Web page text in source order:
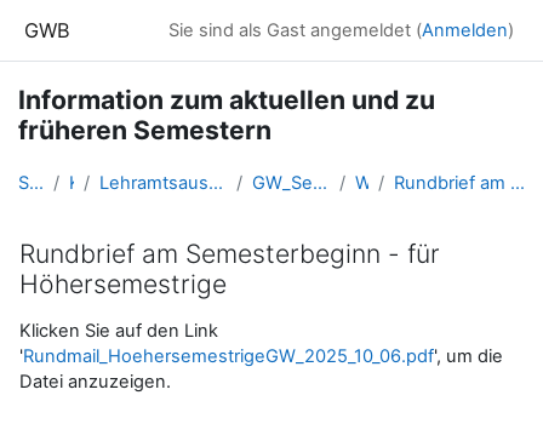
GWB Sie sind als Gast angemeldet (Anmelden)
Information zum aktuellen und zu
früheren Semestern
Startseite Kurse Lehramtsausbildung GW im Cluster Österreich Mitte GW_SemesterInformationen_Linz WS 2025 Rundbrief am Semesterbeginn - für Höhersemestrige
Rundbrief am Semesterbeginn - für
Höhersemestrige
Abschlussbedingungen
Klicken Sie auf den Link
'Rundmail_HoehersemestrigeGW_2025_10_06.pdf', um die
Datei anzuzeigen.